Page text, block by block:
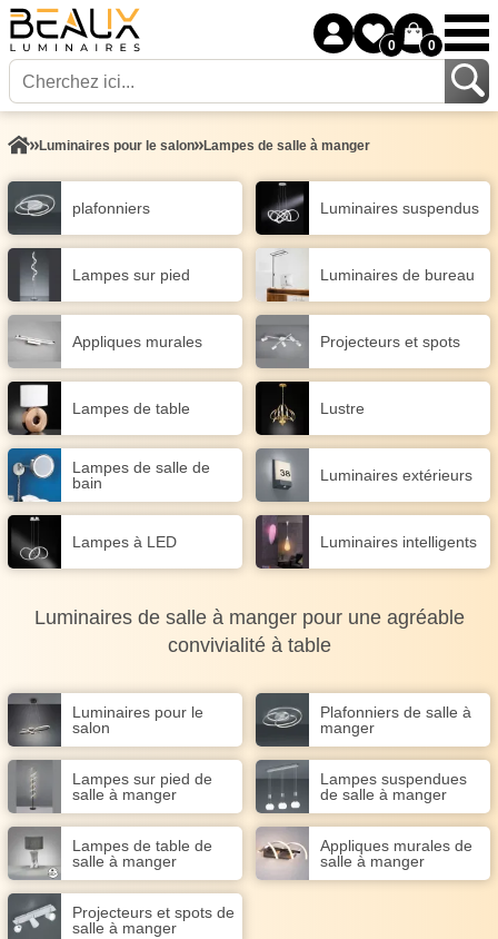
0 0
Luminaires pour le salon Lampes de salle à manger
plafonniers Luminaires suspendus
Lampes sur pied Luminaires de bureau
Appliques murales Projecteurs et spots
Lampes de table Lustre
Lampes de salle de
bain
Luminaires extérieurs
Lampes à LED Luminaires intelligents
Luminaires de salle à manger pour une agréable
convivialité à table
Luminaires pour le
salon
Plafonniers de salle à
manger
Lampes sur pied de
salle à manger
Lampes suspendues
de salle à manger
Lampes de table de
salle à manger
Appliques murales de
salle à manger
Projecteurs et spots de
salle à manger